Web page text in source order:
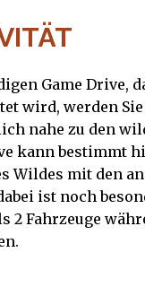
Game Drive,
wird, werden
nahe zu den
kann bestimmt
Wildes mit den
ist noch
2 Fahrzeuge